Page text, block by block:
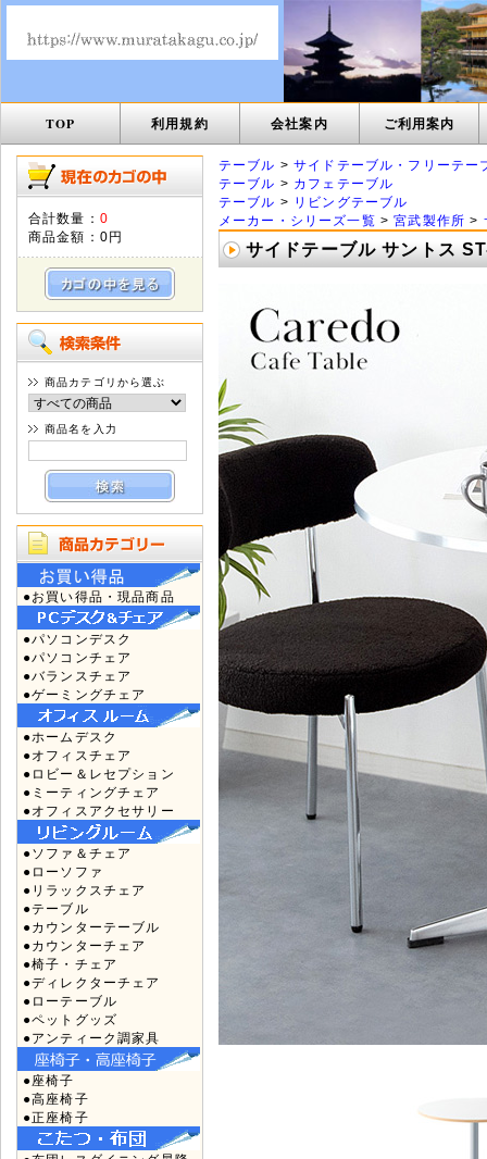
TOP 利用規約 会社案内 ご利用案内
合計数量： 0
商品金額： 0円
商品カテゴリから選ぶ
商品名を入力
●お買い得品・現品商品
●パソコンデスク
●パソコンチェア
●バランスチェア
●ゲーミングチェア
●ホームデスク
●オフィスチェア
●ロビー＆レセプション
●ミーティングチェア
●オフィスアクセサリー
●ソファ＆チェア
●ローソファ
●リラックスチェア
●テーブル
●カウンターテーブル
●カウンターチェア
●椅子・チェア
●ディレクターチェア
●ローテーブル
●ペットグッズ
●アンティーク調家具
●座椅子
●高座椅子
●正座椅子
テーブル >サイドテーブル・フリーテー
テーブル > カフェテーブル
テーブル > リビングテーブル
メーカー・シリーズ一覧 >宮武製作所 >
サイドテーブル サントス